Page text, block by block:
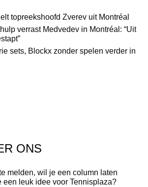
topreekshoofd Zverev uit Montréal
verrast Medvedev in Montréal: “Uit
sets, Blockx zonder spelen verder in
ONS
melden, wil je een column laten
een leuk idee voor Tennisplaza?